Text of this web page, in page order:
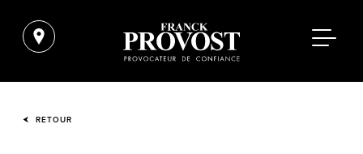
RETOUR